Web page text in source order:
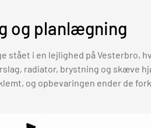
og planlægning
stået i en lejlighed på Vesterbro,
radiator, brystning og skæve
og opbevaringen ender de